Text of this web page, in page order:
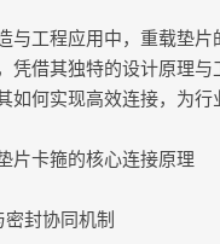
与工程应用中，重载垫片
凭借其独特的设计原理
如何实现高效连接，为行
片卡箍的核心连接原理
封协同机制